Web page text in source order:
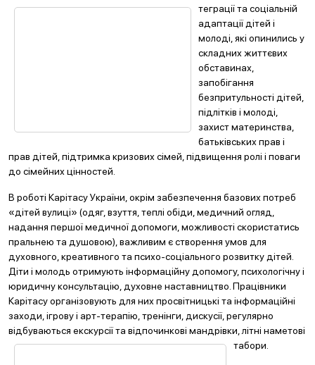
теграції та соціальній
адаптації дітей і
молоді, які опинились у
складних життєвих
обставинах,
запобігання
безпритульності дітей,
підлітків і молоді,
захист материнства,
батьківських прав і
прав дітей, підтримка кризових сімей, підвищення ролі і поваги
до сімейних цінностей.
В роботі Карітасу України, окрім забезпечення базових потреб
«дітей вулиці» (одяг, взуття, теплі обіди, медичний огляд,
надання першої медичної допомоги, можливості скористатись
пральнею та душовою), важливим є створення умов для
духовного, креативного та психо-соціального розвитку дітей.
Діти і молодь отримують інформаційну допомогу, психологічну і
юридичну консультацію, духовне наставництво. Працівники
Карітасу організовують для них просвітницькі та інформаційні
заходи, ігрову і арт-терапію, тренінги, дискусії, регулярно
відбуваються екскурсії та відпочинкові мандрівки, літні наметові
табори.